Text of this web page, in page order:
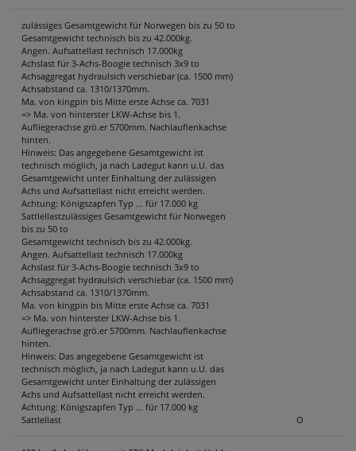
zulässiges Gesamtgewicht für Norwegen bis zu 50 to
Gesamtgewicht technisch bis zu 42.000kg.
Angen. Aufsattellast technisch 17.000kg
Achslast für 3-Achs-Boogie technisch 3x9 to
Achsaggregat hydraulsich verschiebar (ca. 1500 mm)
Achsabstand ca. 1310/1370mm.
Ma. von kingpin bis Mitte erste Achse ca. 7031
=> Ma. von hinterster LKW-Achse bis 1.
Aufliegerachse grö.er 5700mm. Nachlauflenkachse
hinten.
Hinweis: Das angegebene Gesamtgewicht ist
technisch möglich, ja nach Ladegut kann u.U. das
Gesamtgewicht unter Einhaltung der zulässigen
Achs und Aufsattellast nicht erreicht werden.
Achtung: Königszapfen Typ ... für 17.000 kg
Sattlellastzulässiges Gesamtgewicht für Norwegen
bis zu 50 to
Gesamtgewicht technisch bis zu 42.000kg.
Angen. Aufsattellast technisch 17.000kg
Achslast für 3-Achs-Boogie technisch 3x9 to
Achsaggregat hydraulsich verschiebar (ca. 1500 mm)
Achsabstand ca. 1310/1370mm.
Ma. von kingpin bis Mitte erste Achse ca. 7031
=> Ma. von hinterster LKW-Achse bis 1.
Aufliegerachse grö.er 5700mm. Nachlauflenkachse
hinten.
Hinweis: Das angegebene Gesamtgewicht ist
technisch möglich, ja nach Ladegut kann u.U. das
Gesamtgewicht unter Einhaltung der zulässigen
Achs und Aufsattellast nicht erreicht werden.
Achtung: Königszapfen Typ ... für 17.000 kg
Sattlellast
O